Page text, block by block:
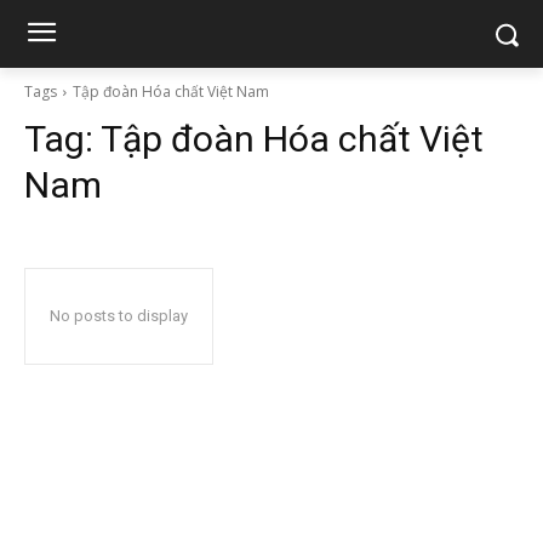
Tags Tập đoàn Hóa chất Việt Nam
Tag: Tập đoàn Hóa chất Việt
Nam
No posts to display